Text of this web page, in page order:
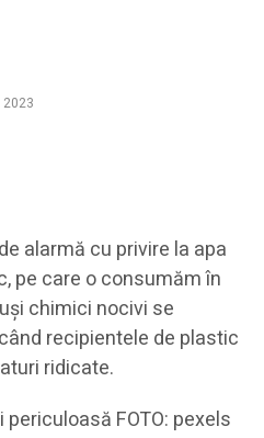
2023
alarmă cu privire la apa
pe care o consumăm în
chimici nocivi se
recipientele de plastic
ridicate.
FOTO: pexels